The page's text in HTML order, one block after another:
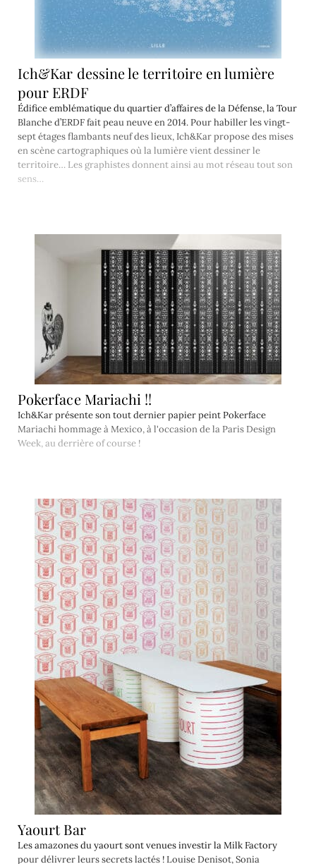
Ich&Kar dessine le territoire en lumière
pour ERDF
Édifice emblématique du quartier d’affaires de la Défense, la Tour
Blanche d’ERDF fait peau neuve en 2014. Pour habiller les vingt-
sept étages flambants neuf des lieux, Ich&Kar propose des mises
en scène cartographiques où la lumière vient dessiner le
territoire… Les graphistes donnent ainsi au mot réseau tout son
sens…
Pokerface Mariachi !!
Ich&Kar présente son tout dernier papier peint Pokerface
Mariachi hommage à Mexico, à l'occasion de la Paris Design
Week, au derrière of course !
Yaourt Bar
Les amazones du yaourt sont venues investir la Milk Factory
pour délivrer leurs secrets lactés ! Louise Denisot, Sonia